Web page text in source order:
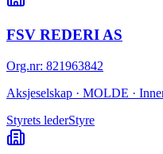
FSV REDERI AS
Org.nr: 821963842
Aksjeselskap · MOLDE ·
Styrets lederStyre